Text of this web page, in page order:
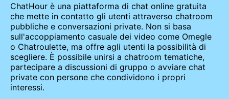
ChatHour è una piattaforma di chat online gratuita
che mette in contatto gli utenti attraverso chatroom
pubbliche e conversazioni private. Non si basa
sull'accoppiamento casuale dei video come Omegle
o Chatroulette, ma offre agli utenti la possibilità di
scegliere. È possibile unirsi a chatroom tematiche,
partecipare a discussioni di gruppo o avviare chat
private con persone che condividono i propri
interessi.